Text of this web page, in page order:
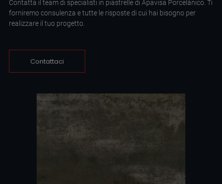
Contatta il team di specialisti in piastrelle di Apavisa Porcelánico. Ti
forniremo consulenza e tutte le risposte di cui hai bisogno per
realizzare il tuo progetto.
Contattaci